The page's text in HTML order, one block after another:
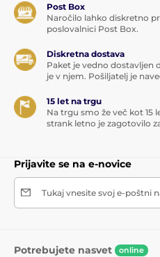
Post Box
Naročilo lahko diskretno
poslovalnici Post Box.
Diskretna dostava
Paket je vedno dostavljen
je v njem. Pošiljatelj je
15 let na trgu
Na trgu smo že več kot 15
strank letno je zagotovilo
Prijavite se na e-novice
Tukaj vnesite svoj e-poštni
Potrebujete nasvet online